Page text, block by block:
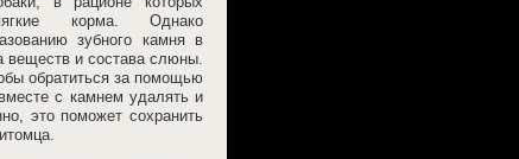
корма. Однако
зубного камня в
веществ и состава слюны.
обратиться за помощью
с камнем удалять и
это поможет сохранить